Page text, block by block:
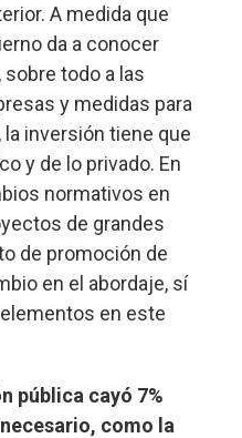
A medida que
da a conocer
todo a las
y medidas para
inversión tiene que
y de lo privado. En
normativos en
de grandes
de promoción de
en el abordaje, sí
en este
pública cayó 7%
como la